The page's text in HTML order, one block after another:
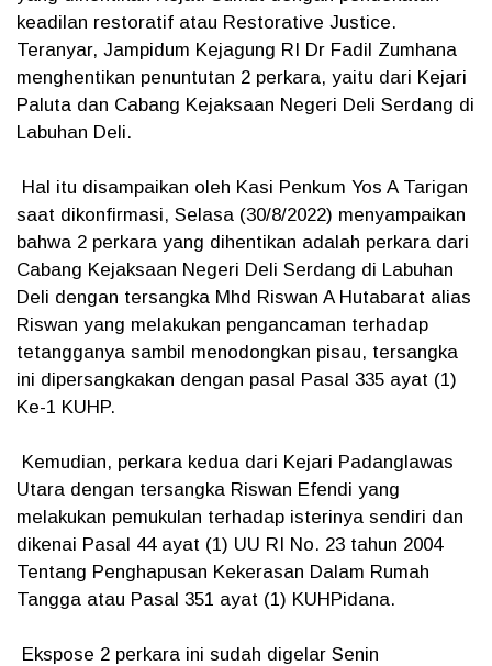
keadilan restoratif atau Restorative Justice.
Teranyar, Jampidum Kejagung RI Dr Fadil Zumhana
menghentikan penuntutan 2 perkara, yaitu dari Kejari
Paluta dan Cabang Kejaksaan Negeri Deli Serdang di
Labuhan Deli.
Hal itu disampaikan oleh Kasi Penkum Yos A Tarigan
saat dikonfirmasi, Selasa (30/8/2022) menyampaikan
bahwa 2 perkara yang dihentikan adalah perkara dari
Cabang Kejaksaan Negeri Deli Serdang di Labuhan
Deli dengan tersangka Mhd Riswan A Hutabarat alias
Riswan yang melakukan pengancaman terhadap
tetangganya sambil menodongkan pisau, tersangka
ini dipersangkakan dengan pasal Pasal 335 ayat (1)
Ke-1 KUHP.
Kemudian, perkara kedua dari Kejari Padanglawas
Utara dengan tersangka Riswan Efendi yang
melakukan pemukulan terhadap isterinya sendiri dan
dikenai Pasal 44 ayat (1) UU RI No. 23 tahun 2004
Tentang Penghapusan Kekerasan Dalam Rumah
Tangga atau Pasal 351 ayat (1) KUHPidana.
Ekspose 2 perkara ini sudah digelar Senin